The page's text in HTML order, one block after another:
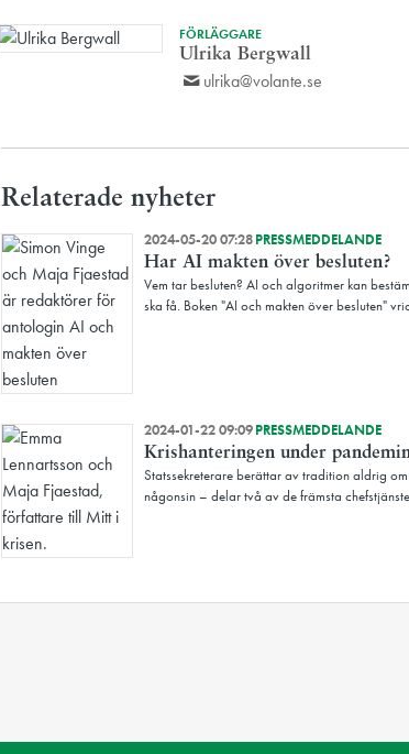
FÖRLÄGGARE
Ulrika Bergwall
ulrika@volante.se
Relaterade nyheter
2024-05-20 07:28PRESSMEDDELANDE
Har AI makten över besluten?
Vem tar besluten? AI och algoritmer kan
ska få. Boken "AI och makten över besluten"
2024-01-22 09:09PRESSMEDDELANDE
Krishanteringen under
Statssekreterare berättar av tradition aldrig
någonsin – delar två av de främsta